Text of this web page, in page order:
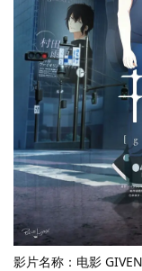
影片名称：电影